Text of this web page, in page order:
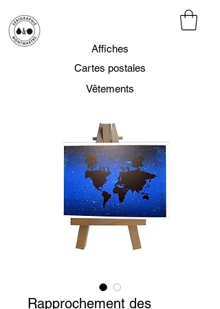
Affiches
Cartes postales
Vêtements
Rapprochement des